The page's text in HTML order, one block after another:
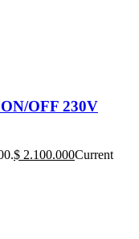
OFF 230V
$ 2.100.000Current